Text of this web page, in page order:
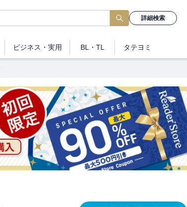
詳細検索
ビジネス ・実用 BL・TL タテヨミ